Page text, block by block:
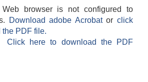
Web browser is not configured to
Download adobe Acrobatorclick
the PDF file.
Click here to download the PDF